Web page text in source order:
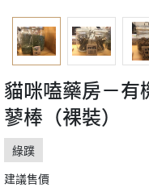
貓咪嗑藥房－有
蓼棒（裸裝）
綠蹼
建議售價